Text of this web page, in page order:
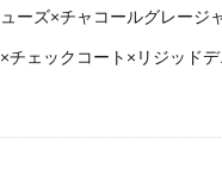
ーズ×チャコールグレージ
チェックコート×リジッド